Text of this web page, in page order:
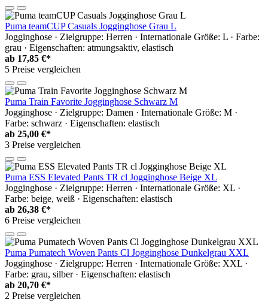
Puma teamCUP Casuals Jogginghose Grau L
Jogginghose · Zielgruppe: Herren · Internationale Größe: L · Farbe:
grau · Eigenschaften: atmungsaktiv, elastisch
ab 17,85 €*
5 Preise vergleichen
Puma Train Favorite Jogginghose Schwarz M
Jogginghose · Zielgruppe: Damen · Internationale Größe: M ·
Farbe: schwarz · Eigenschaften: elastisch
ab 25,00 €*
3 Preise vergleichen
Puma ESS Elevated Pants TR cl Jogginghose Beige XL
Jogginghose · Zielgruppe: Herren · Internationale Größe: XL ·
Farbe: beige, weiß · Eigenschaften: elastisch
ab 26,38 €*
6 Preise vergleichen
Puma Pumatech Woven Pants Cl Jogginghose Dunkelgrau XXL
Jogginghose · Zielgruppe: Herren · Internationale Größe: XXL ·
Farbe: grau, silber · Eigenschaften: elastisch
ab 20,70 €*
2 Preise vergleichen